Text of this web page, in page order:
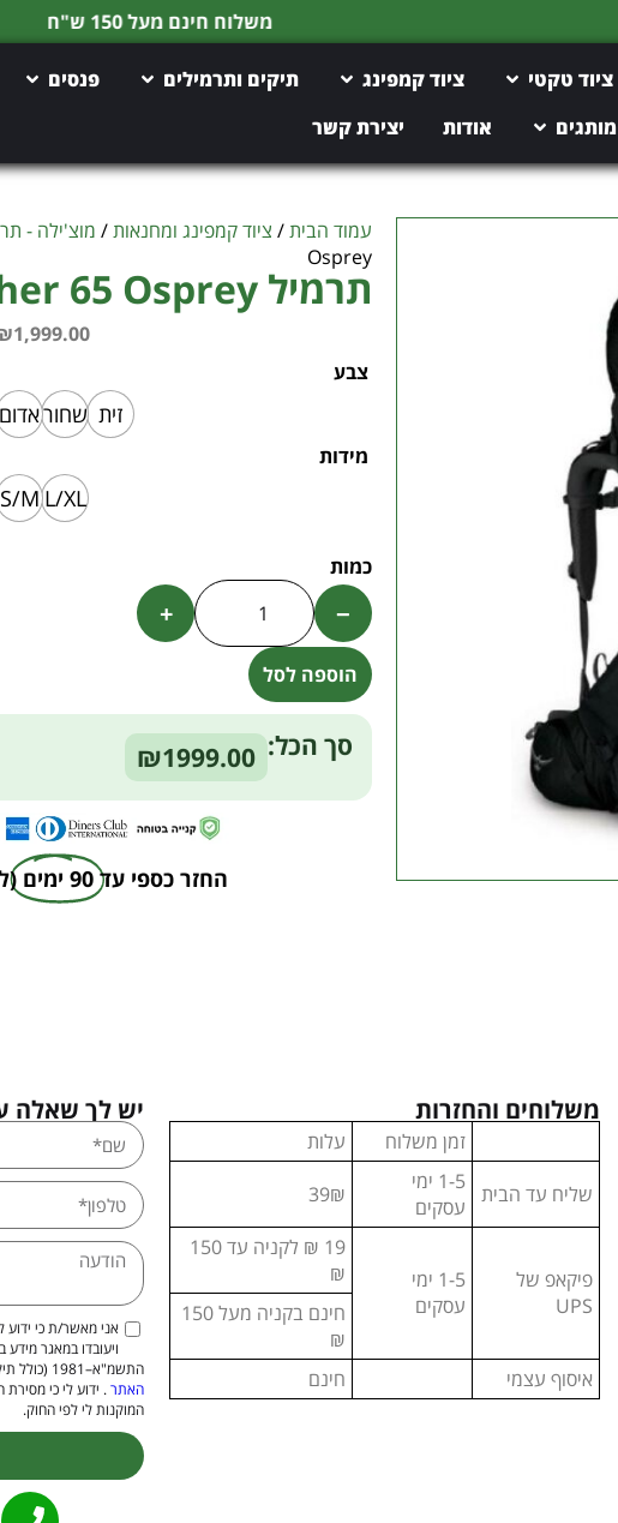
ציוד טקטי ציוד קמפינג תיקים ותרמילים
פנסים
מותגים
אודות יצירת קשר
עמוד הבית/ ציוד קמפינג ומחנאות/ מוצ'ילה -
Osprey
תרמיל Aether 65 Osprey
1,999.00
צבע
זית שחוראדום
מידות
L/XL
S/M
−
+
הוספה לסל
Alternative:
סך הכל: ₪1999.00
החזר כספי עד 90 ימים
משלוחים והחזרות
זמן משלוח
עלות
שליח עד הבית
1-5 ימי
עסקים
39₪
פיקאפ של
UPS
1-5 ימי
עסקים
19 ₪ לקניה עד 150
₪
חינם בקניה מעל 150
₪
איסוף עצמי
חינם
יש לך שאלה
אני מאשר/ת כי ידוע
ויעובדו במאגר
התשמ"א–1981 (כולל תיקון 13), ולמטרות המפורטות
האתר. ידוע לי כי מסירת
המוקנות לי לפי החוק.
Alternative: